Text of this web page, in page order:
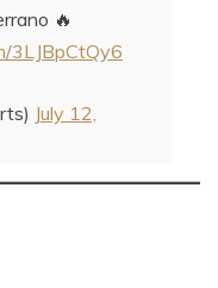
🔥
3LJBpCtQy6
July 12,